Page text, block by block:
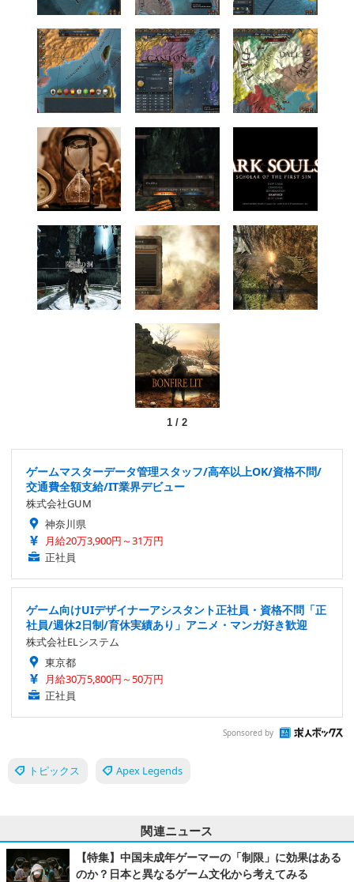
1/ 2
ゲームマスターデータ管理スタッフ/高卒以上OK/資格不問/
交通費全額支給/IT業界デビュー
株式会社GUM
神奈川県
月給20万3,900円～31万円
正社員
ゲーム向けUIデザイナーアシスタント正社員・資格不問「正
社員/週休2日制/育休実績あり」アニメ・マンガ好き歓迎
株式会社ELシステム
東京都
月給30万5,800円～50万円
正社員
Sponsored by
トピックス Apex Legends
関連ニュース
【特集】中国未成年ゲーマーの「制限」に効果はある
のか？日本と異なるゲーム文化から考えてみる